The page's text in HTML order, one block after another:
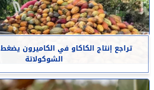
تراجع إنتاج الكاكاو في الكاميرون
الشوكولاتة